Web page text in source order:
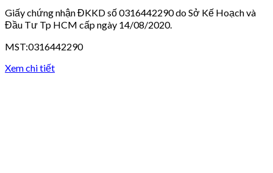
Giấy chứng nhận ĐKKD số 0316442290 do Sở Kế Hoạch và
Đầu Tư Tp HCM cấp ngày 14/08/2020.
MST:0316442290
Xem chi tiết